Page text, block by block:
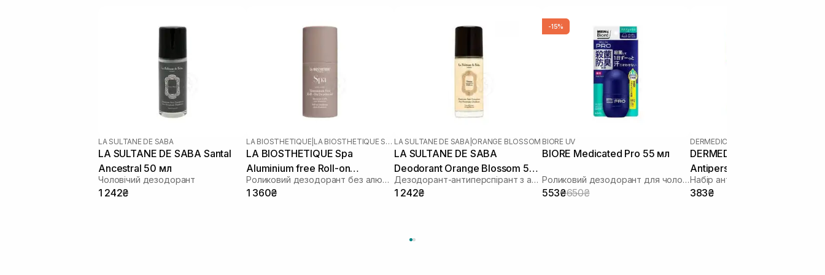
LA SULTANE DE SABA
LA SULTANE DE SABA Santal
Ancestral 50 мл
Чоловічий дезодорант
1 242₴
LA BIOSTHETIQUE LA BIOSTHETIQUE SPA
LA BIOSTHETIQUE Spa
Aluminium free Roll-on
Deodorant 50 мл
Роликовий дезодорант без алюмінію
1 360₴
LA SULTANE DE SABA ORANGE BLOSSOM
LA SULTANE DE SABA
Deodorant Orange Blossom 50
мл
Дезодорант-антиперспірант з ароматом апельсинових квітів
1 242₴
-15%
BIORE UV
BIORE Medicated Pro 55 мл
Роликовий дезодорант для чоловіків
553₴650₴
DERMEDIC
DERMEDIC Sleeve Duopack
Antipersp R Roll-On 2 х 60
Набір антиперспірантів
383₴